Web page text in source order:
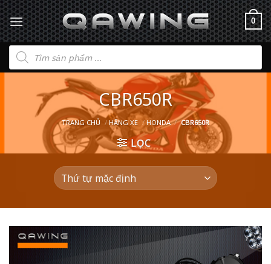
0
Tìm
kiếm
sản
phẩm
CBR650R
TRANG CHỦ / HÃNG XE / HONDA / CBR650R
LỌC